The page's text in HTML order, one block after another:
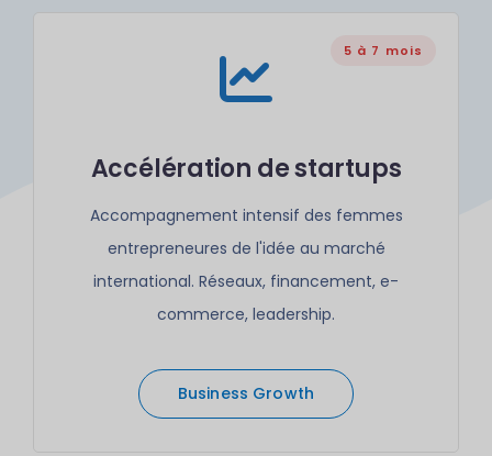
5 à 7 mois
Accélération de startups
Accompagnement intensif des femmes
entrepreneures de l'idée au marché
international. Réseaux, financement, e-
commerce, leadership.
Business Growth